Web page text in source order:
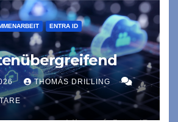
ENTRA ID
THOMAS DRILLING